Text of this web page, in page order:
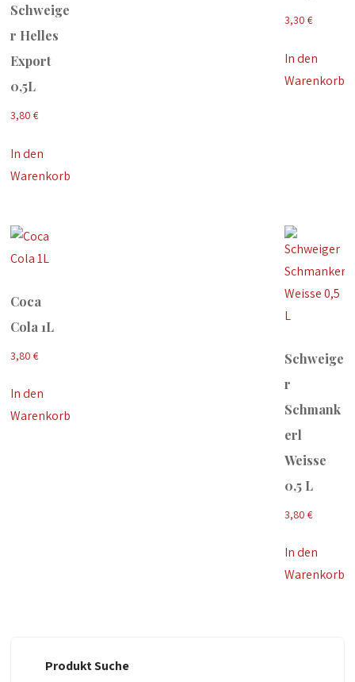
Schweige
r Helles
Export
0,5L
3,80€
In den
Warenkorb
3,30 €
In den
Warenkorb
Coca
Cola 1L
3,80€
In den
Warenkorb
Schweige
r
Schmank
erl
Weisse
0,5 L
3,80 €
In den
Warenkorb
Produkt Suche